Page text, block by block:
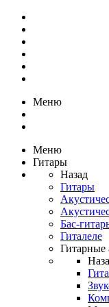
Меню
Меню
Гитары
Назад
Гитары
Бас-
Гиталеле
Гитарные